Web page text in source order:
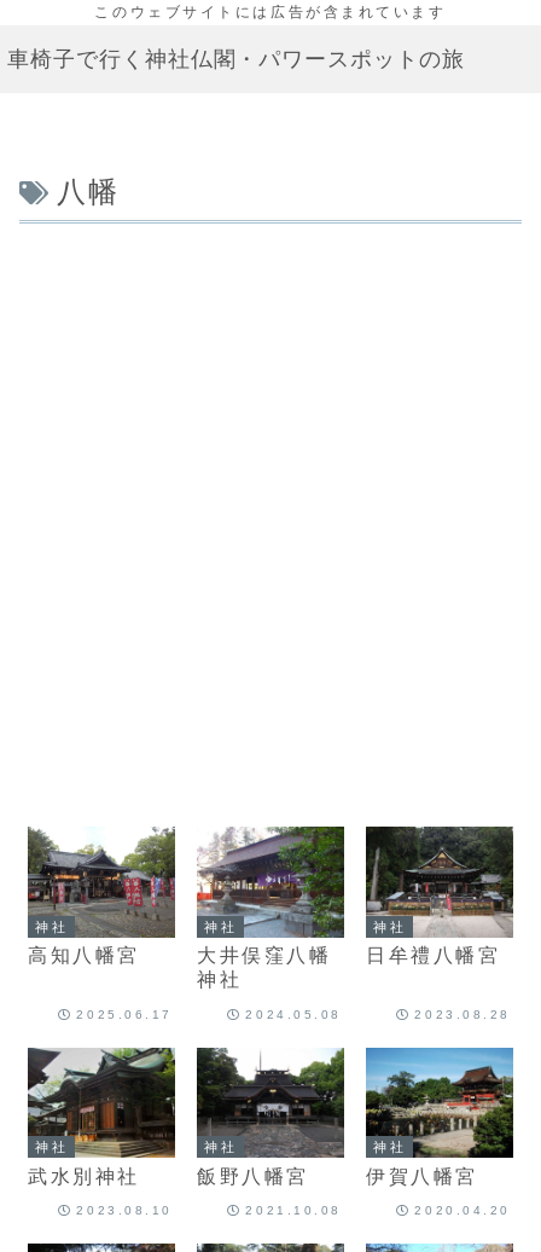
車椅子で行く神社仏閣・パワースポットの旅
八幡
神社
高知八幡宮
2025.06.17
神社
大井俣窪八幡
神社
2024.05.08
神社
日牟禮八幡宮
2023.08.28
神社
武水別神社
2023.08.10
神社
飯野八幡宮
2021.10.08
神社
伊賀八幡宮
2020.04.20